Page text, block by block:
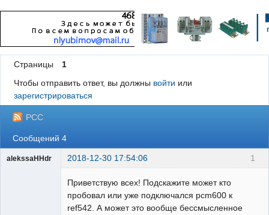
Страницы
1
Чтобы отправить ответ, вы должны войти или
зарегистрироваться
РСС
Сообщений 4
1
alekssaHHdr 2018-12-30 17:54:06
Приветствую всех! Подскажите может кто
пробовал или уже подключался pcm600 к
ref542. А может это вообще бессмысленное